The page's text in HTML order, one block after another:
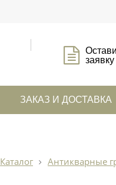
заявку
ЗАКАЗ И ДОСТАВКА
Каталог Антикварные